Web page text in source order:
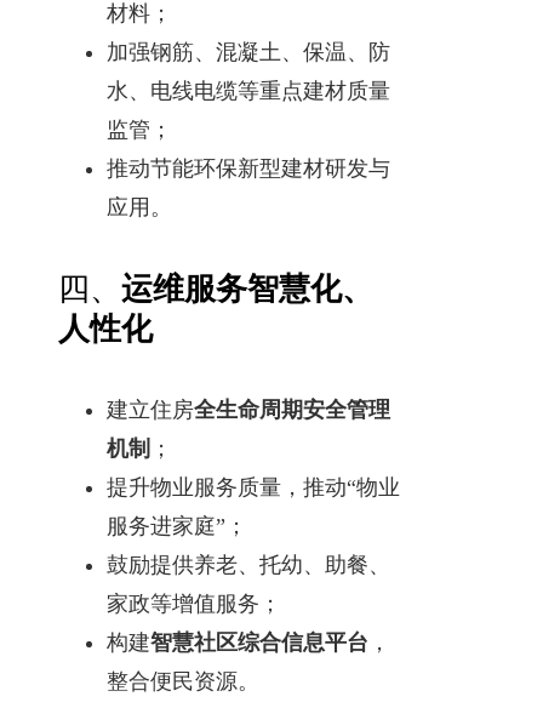
材料；
加强钢筋、混凝土、保温、防
水、电线电缆等重点建材质量
监管；
推动节能环保新型建材研发与
应用。
四、 运维服务智慧化、
人性化
建立住房全生命周期安全管理
机制 ；
提升物业服务质量，推动“物业
服务进家庭”；
鼓励提供养老、托幼、助餐、
家政等增值服务；
构建智慧社区综合信息平台 ，
整合便民资源。